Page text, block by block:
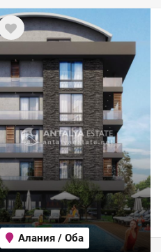
Алания / Оба